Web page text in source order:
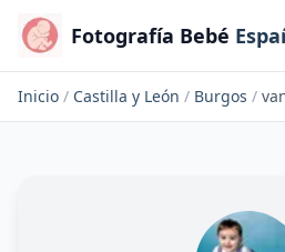
Fotografía Bebé
Inicio / Castilla y León / Burgos /